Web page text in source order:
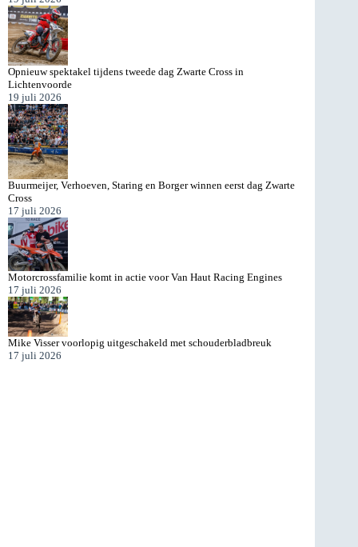
Opnieuw spektakel tijdens tweede dag Zwarte Cross in
Lichtenvoorde
19 juli 2026
Buurmeijer, Verhoeven, Staring en Borger winnen eerst dag Zwarte
Cross
17 juli 2026
Motorcrossfamilie komt in actie voor Van Haut Racing Engines
17 juli 2026
Mike Visser voorlopig uitgeschakeld met schouderbladbreuk
17 juli 2026